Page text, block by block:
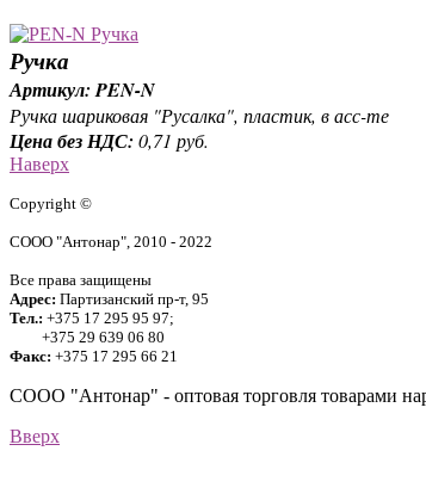
Ручка
Артикул: PEN-N
Ручка шариковая "Русалка", пластик, в асс-те
Цена без НДС: 0,71 руб.
Наверх
Copyright ©
СООО "Антонар", 2010 - 2022
Все права защищены
Адрес: Партизанский пр-т, 95
Тел.: +375 17 295 95 97;
+375 29 639 06 80
Факс: +375 17 295 66 21
СООО "Антонар" - оптовая торговля товарами
Вверх